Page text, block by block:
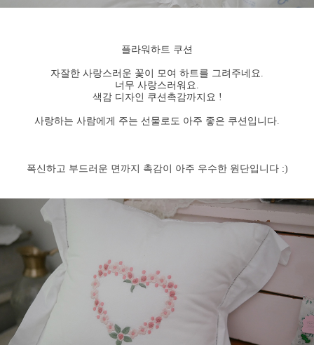
플라워하트 쿠션
자잘한 사랑스러운 꽃이 모여 하트를 그려주네요.
너무 사랑스러워요.
색감 디자인 쿠션촉감까지요 !
사랑하는 사람에게 주는 선물로도 아주 좋은 쿠션입니다.
폭신하고 부드러운 면까지 촉감이 아주 우수한 원단입니다 :)